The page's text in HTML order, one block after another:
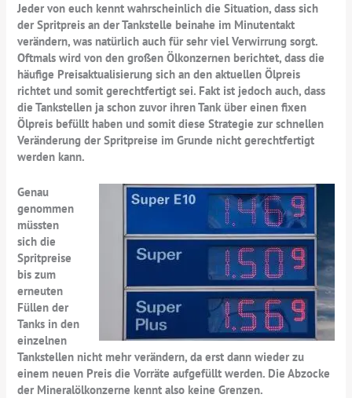
Jeder von euch kennt wahrscheinlich die Situation, dass sich
der Spritpreis an der Tankstelle beinahe im Minutentakt
verändern, was natürlich auch für sehr viel Verwirrung sorgt.
Oftmals wird von den großen Ölkonzernen berichtet, dass die
häufige Preisaktualisierung sich an den aktuellen Ölpreis
richtet und somit gerechtfertigt sei. Fakt ist jedoch auch, dass
die Tankstellen ja schon zuvor ihren Tank über einen fixen
Ölpreis befüllt haben und somit diese Strategie zur schnellen
Veränderung der Spritpreise im Grunde nicht gerechtfertigt
werden kann.
Genau
genommen
müssten
sich die
Spritpreise
bis zum
erneuten
Füllen der
Tanks in den
einzelnen
Tankstellen nicht mehr verändern, da erst dann wieder zu
einem neuen Preis die Vorräte aufgefüllt werden. Die Abzocke
der Mineralölkonzerne kennt also keine Grenzen.